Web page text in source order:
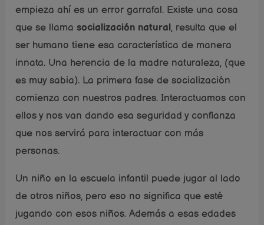
empieza ahí es un error garrafal. Existe una cosa
que se llama socialización natural, resulta que el
ser humano tiene esa característica de manera
innata. Una herencia de la madre naturaleza, (que
es muy sabia). La primera fase de socialización
comienza con nuestros padres. Interactuamos con
ellos y nos van dando esa seguridad y confianza
que nos servirá para interactuar con más
personas.
Un niño en la escuela infantil puede jugar al lado
de otros niños, pero eso no significa que esté
jugando con esos niños. Además a esas edades